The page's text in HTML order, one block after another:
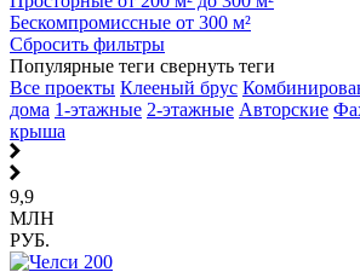
Бескомпромиссные от 300 м²
Сбросить фильтры
Популярные теги свернуть теги
Все проекты Клееный брус
дома 1-этажные 2-этажные Авторские
крыша
9,9
МЛН
РУБ.